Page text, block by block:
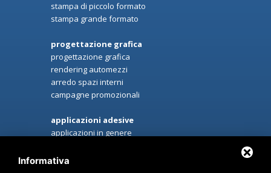
stampa di piccolo formato
stampa grande formato
progettazione grafica
progettazione grafica
rendering automezzi
arredo spazi interni
campagne promozionali
applicazioni adesive
applicazioni in genere
sun control privacy & sicurezza
Informativa